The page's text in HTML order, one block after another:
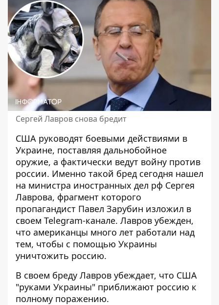
Сергей Лавров снова бредит
США руководят боевыми действиями в
Украине, поставляя дальнобойное
оружие, а фактически ведут войну против
россии. Именно такой бред сегодня нашел
на министра иностранных дел рф Сергея
Лаврова, фрагмент которого
пропагандист Павел Зарубин изложил в
своем Telegram-канале. Лавров убежден,
что американцы много лет работали над
тем, чтобы с помощью Украины
уничтожить россию.
В своем бреду Лавров убеждает, что США
"руками Украины" приближают россию к
полному поражению.